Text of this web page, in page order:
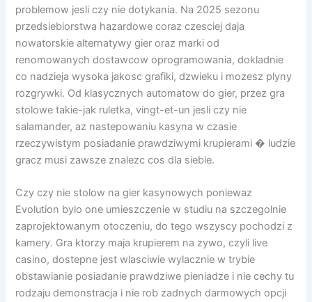
problemow jesli czy nie dotykania. Na 2025 sezonu
przedsiebiorstwa hazardowe coraz czesciej daja
nowatorskie alternatywy gier oraz marki od
renomowanych dostawcow oprogramowania, dokladnie
co nadzieja wysoka jakosc grafiki, dzwieku i mozesz plyny
rozgrywki. Od klasycznych automatow do gier, przez gra
stolowe takie-jak ruletka, vingt-et-un jesli czy nie
salamander, az nastepowaniu kasyna w czasie
rzeczywistym posiadanie prawdziwymi krupierami � ludzie
gracz musi zawsze znalezc cos dla siebie.
Czy czy nie stolow na gier kasynowych poniewaz
Evolution bylo one umieszczenie w studiu na szczegolnie
zaprojektowanym otoczeniu, do tego wszyscy pochodzi z
kamery. Gra ktorzy maja krupierem na zywo, czyli live
casino, dostepne jest wlasciwie wylacznie w trybie
obstawianie posiadanie prawdziwe pieniadze i nie cechy tu
rodzaju demonstracja i nie rob zadnych darmowych opcji